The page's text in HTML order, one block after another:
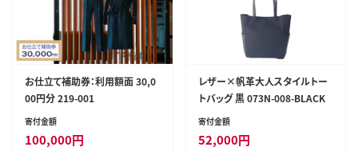
お仕立て補助券：利用額面 30,0
00円分 219-001
寄付金額
100,000円
レザー×帆革大人スタイルトー
トバッグ 黒 073N-008-BLACK
寄付金額
52,000円